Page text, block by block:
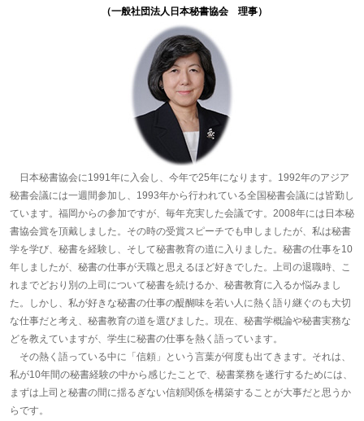
（一般社団法人日本秘書協会 理事）
日本秘書協会に1991年に入会し、今年で25年になります。1992年のアジア
秘書会議には一週間参加し、1993年から行われている全国秘書会議には皆勤し
ています。福岡からの参加ですが、毎年充実した会議です。2008年には日本秘
書協会賞を頂戴しました。その時の受賞スピーチでも申しましたが、私は秘書
学を学び、秘書を経験し、そして秘書教育の道に入りました。秘書の仕事を10
年しましたが、秘書の仕事が天職と思えるほど好きでした。上司の退職時、こ
れまでどおり別の上司について秘書を続けるか、秘書教育に入るか悩みまし
た。しかし、私が好きな秘書の仕事の醍醐味を若い人に熱く語り継ぐのも大切
な仕事だと考え、秘書教育の道を選びました。現在、秘書学概論や秘書実務な
どを教えていますが、学生に秘書の仕事を熱く語っています。
その熱く語っている中に「信頼」という言葉が何度も出てきます。それは、
私が10年間の秘書経験の中から感じたことで、秘書業務を遂行するためには、
まずは上司と秘書の間に揺るぎない信頼関係を構築することが大事だと思うか
らです。